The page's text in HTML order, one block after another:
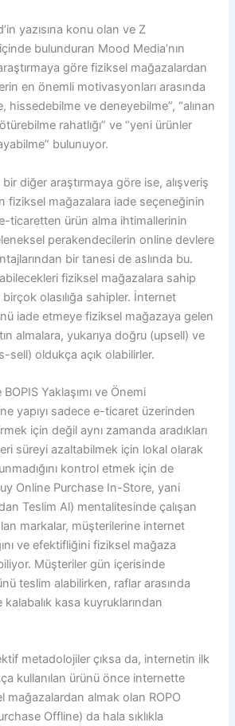
yazısına konu olan ve Z
bulunduran Mood Media’nın
göre fiziksel mağazalardan
en önemli motivasyonları arasında
hissedebilme ve deneyebilme”, “alınan
rahatlığı” ve “yeni ürünler
bulunuyor.
bir diğer araştırmaya göre ise, alışveriş
fiziksel mağazalara iade seçeneğinin
ticaretten ürün alma ihtimallerinin
perakendecilerin online devlere
bir tanesi de aslında bu.
fiziksel mağazalara sahip
birçok olasılığa sahipler. İnternet
iade etmeye fiziksel mağazaya gelen
almalara, yukarıya doğru (upsell) ve
sell) oldukça açık olabilirler.
Yaklaşımı ve Önemi
yapıyı sadece e-ticaret üzerinden
için değil aynı zamanda aradıkları
süreyi azaltabilmek için lokal olarak
kontrol etmek için de
Online Purchase In-Store, yani
Teslim Al) mentalitesinde çalışan
markalar, müşterilerine internet
ve efektifliğini fiziksel mağaza
Müşteriler gün içerisinde
teslim alabilirken, raflar arasında
kasa kuyruklarından
metadolojiler çıksa da, internetin ilk
kullanılan ürünü önce internette
mağazalardan almak olan ROPO
Offline) da hala sıklıkla